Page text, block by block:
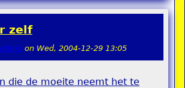
zelf
on Wed, 2004-12-29 13:05
die de moeite neemt het te